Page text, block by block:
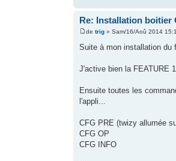
Re: Installation boitier
de trig » Sam/16/Aoû 2014
Suite à mon installation du
J'active bien la FEATURE
Ensuite toutes les
l'appli...
CFG PRE (twizy allumée
CFG OP
CFG INFO